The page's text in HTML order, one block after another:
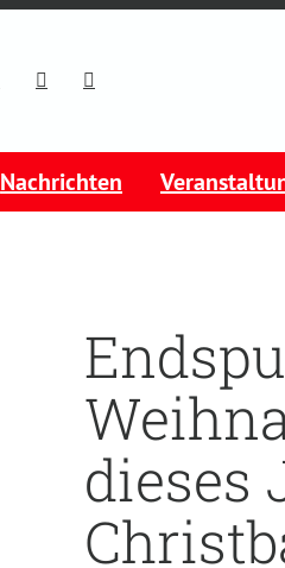
Nachrichten
dieses